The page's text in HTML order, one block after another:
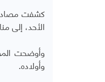
كشفت مصادر
الأحد، إلى
وأوضحت
وأولاده.